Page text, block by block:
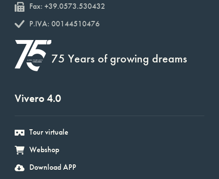
Fax: +39.0573.530432
P.IVA: 00144510476
75 Years of growing dreams
Vivero 4.0
Tour virtuale
Webshop
Download APP